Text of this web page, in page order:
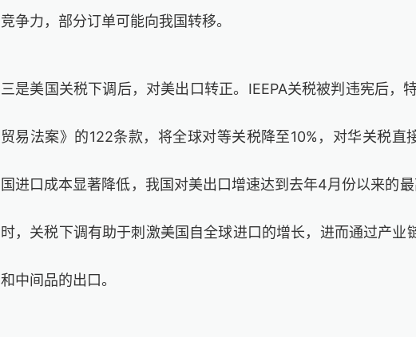
竞争力，部分订单可能向我国转移。
三是美国关税下调后，对美出口转正。IEEPA关税被判违宪后，
贸易法案》的122条款，将全球对等关税降至10%，对华关税直
国进口成本显著降低，我国对美出口增速达到去年4月份以来的最
时，关税下调有助于刺激美国自全球进口的增长，进而通过产业
和中间品的出口。